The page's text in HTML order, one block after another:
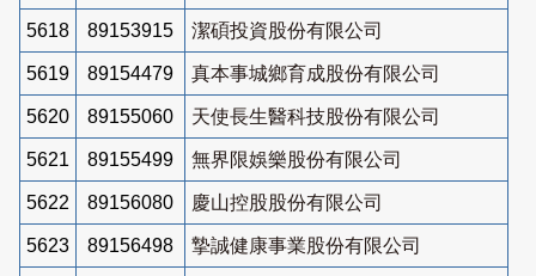
5618 89153915 潔碩投資股份有限公司
5619 89154479 真本事城鄉育成股份有限公司
5620 89155060 天使長生醫科技股份有限公司
5621 89155499 無界限娛樂股份有限公司
5622 89156080 慶山控股股份有限公司
5623 89156498 摯誠健康事業股份有限公司